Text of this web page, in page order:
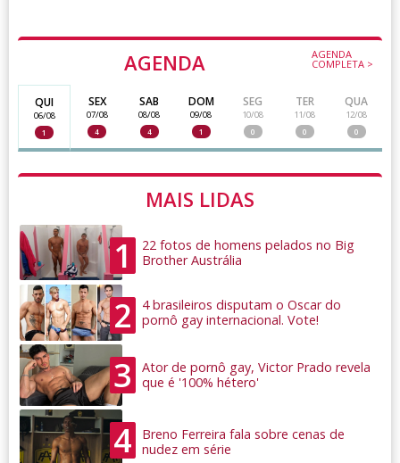
AGENDA AGENDA
COMPLETA >
QUI
06/08
1
SEX
07/08
4
SAB
08/08
4
DOM
09/08
1
SEG
10/08
0
TER
11/08
0
QUA
12/08
0
MAIS LIDAS
1
22 fotos de homens pelados no Big
Brother Austrália
2
4 brasileiros disputam o Oscar do
pornô gay internacional. Vote!
3
Ator de pornô gay, Victor Prado revela
que é '100% hétero'
4
Breno Ferreira fala sobre cenas de
nudez em série